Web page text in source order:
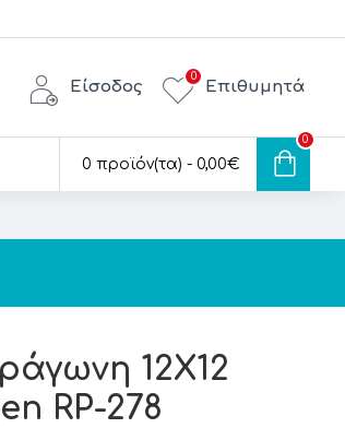
Είσοδος Επιθυμητά
0
0 προϊόν(τα) - 0,00€
0
12Χ12
RP-278